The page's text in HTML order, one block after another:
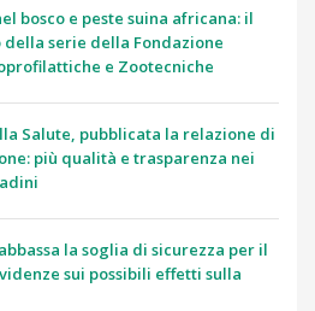
bosco e peste suina africana: il
serie della Fondazione
e Zootecniche
Salute, pubblicata la relazione di
più qualità e trasparenza nei
abbassa la soglia di sicurezza per il
sui possibili effetti sulla